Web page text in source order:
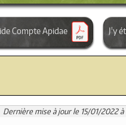
Compte Apidae J'y
Dernière mise à jour le 15/01/2022 à